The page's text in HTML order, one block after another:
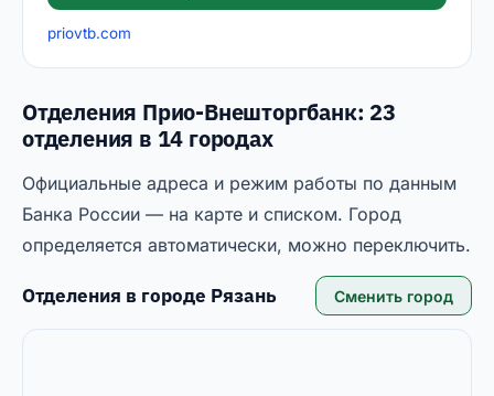
priovtb.com
Отделения Прио-Внешторгбанк: 23
отделения в 14 городах
Официальные адреса и режим работы по данным
Банка России — на карте и списком. Город
определяется автоматически, можно переключить.
Отделения в городе Рязань Сменить город